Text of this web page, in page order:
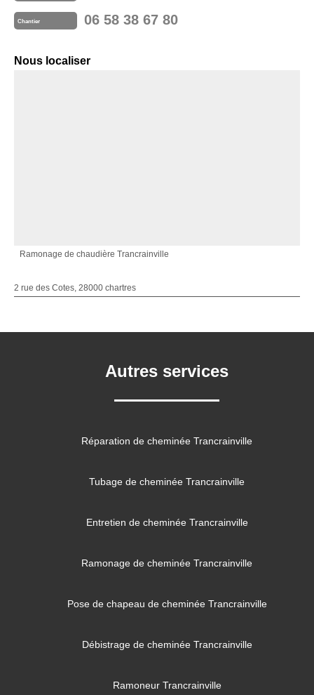
Chantier 06 58 38 67 80
Nous localiser
Ramonage de chaudière Trancrainville
2 rue des Cotes, 28000 chartres
Autres services
Réparation de cheminée Trancrainville
Tubage de cheminée Trancrainville
Entretien de cheminée Trancrainville
Ramonage de cheminée Trancrainville
Pose de chapeau de cheminée Trancrainville
Débistrage de cheminée Trancrainville
Ramoneur Trancrainville